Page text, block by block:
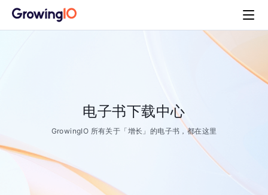
电子书下载中心
GrowingIO 所有关于「增长」的电子书，都在这里